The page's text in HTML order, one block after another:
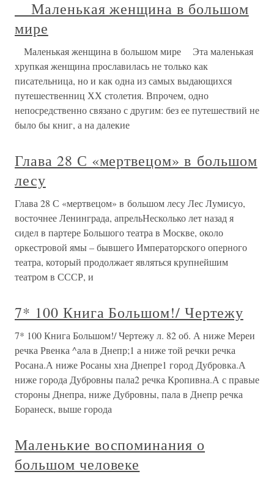
Маленькая женщина в большом
мире
Маленькая женщина в большом мире Эта маленькая
хрупкая женщина прославилась не только как
писательница, но и как одна из самых выдающихся
путешественниц ХХ столетия. Впрочем, одно
непосредственно связано с другим: без ее путешествий не
было бы книг, а на далекие
Глава 28 С «мертвецом» в большом
лесу
Глава 28 С «мертвецом» в большом лесу Лес Лумисуо,
восточнее Ленинграда, апрельНесколько лет назад я
сидел в партере Большого театра в Москве, около
оркестровой ямы – бывшего Императорского оперного
театра, который продолжает являться крупнейшим
театром в СССР, и
7* 100 Книга Большом!/ Чертежу
7* 100 Книга Большом!/ Чертежу л. 82 об. А ниже Мереи
речка Рвенка ^ала в Днепр;1 а ниже той речки речка
Росана.А ниже Росаны хна Днепре1 город Дубровка.А
ниже города Дубровны пала2 речка Кропивна.А с правые
стороны Днепра, ниже Дубровны, пала в Днепр речка
Боранеск, выше города
Маленькие воспоминания о
большом человеке